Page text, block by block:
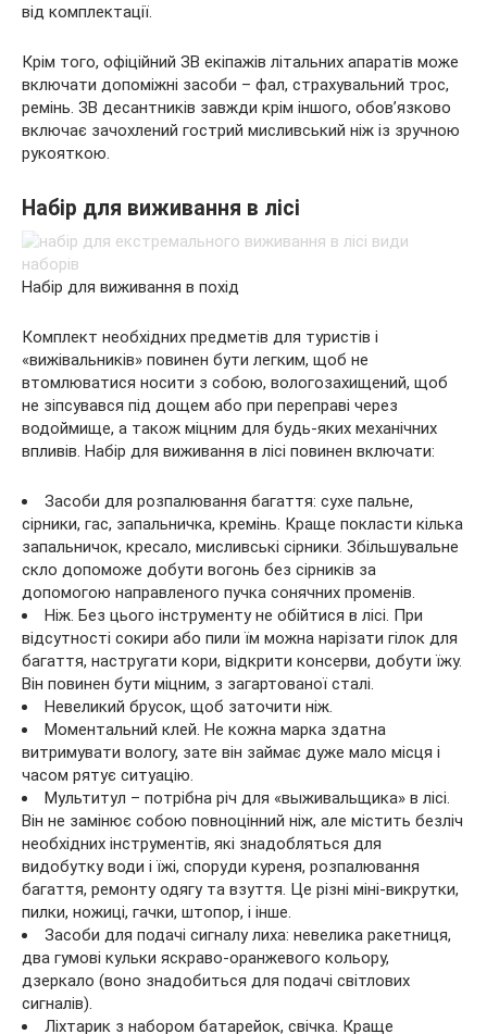
від комплектації.
Крім того, офіційний ЗВ екіпажів літальних апаратів може
включати допоміжні засоби – фал, страхувальний трос,
ремінь. ЗВ десантників завжди крім іншого, обов’язково
включає зачохлений гострий мисливський ніж із зручною
рукояткою.
Набір для виживання в лісі
Набір для виживання в похід
Комплект необхідних предметів для туристів і
«вижівальників» повинен бути легким, щоб не
втомлюватися носити з собою, вологозахищений, щоб
не зіпсувався під дощем або при переправі через
водоймище, а також міцним для будь-яких механічних
впливів. Набір для виживання в лісі повинен включати:
Засоби для розпалювання багаття: сухе пальне,
сірники, гас, запальничка, кремінь. Краще покласти кілька
запальничок, кресало, мисливські сірники. Збільшувальне
скло допоможе добути вогонь без сірників за
допомогою направленого пучка сонячних променів.
Ніж. Без цього інструменту не обійтися в лісі. При
відсутності сокири або пили їм можна нарізати гілок для
багаття, настругати кори, відкрити консерви, добути їжу.
Він повинен бути міцним, з загартованої сталі.
Невеликий брусок, щоб заточити ніж.
Моментальний клей. Не кожна марка здатна
витримувати вологу, зате він займає дуже мало місця і
часом рятує ситуацію.
Мультитул – потрібна річ для «выживальщика» в лісі.
Він не замінює собою повноцінний ніж, але містить безліч
необхідних інструментів, які знадобляться для
видобутку води і їжі, споруди куреня, розпалювання
багаття, ремонту одягу та взуття. Це різні міні-викрутки,
пилки, ножиці, гачки, штопор, і інше.
Засоби для подачі сигналу лиха: невелика ракетниця,
два гумові кульки яскраво-оранжевого кольору,
дзеркало (воно знадобиться для подачі світлових
сигналів).
Ліхтарик з набором батарейок, свічка. Краще